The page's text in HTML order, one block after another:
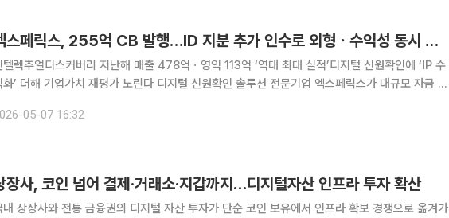
엑스페릭스, 255억 CB 발행…ID 지분 추가 인수로 외형ㆍ수익성 동시 확보
텔렉추얼디스커버리 지난해 매출 478억ㆍ영익 113억 ‘역대 최대 실적’디지털 신원확인에 ‘IP 수
더해 기업가치 재평가 노린다 디지털 신원확인 솔루션 전문기업 엑스페릭스가 대규모 자금 조
회사를 연결 실적으로 편입해 외형 성장과 내실이라는 두
05-07 16:32
장사, 코인 넘어 결제·거래소·지갑까지…디지털자산 인프라 투자 확산
내 상장사와 전통 금융권의 디지털 자산 투자가 단순 코인 보유에서 인프라 확보 경쟁으로 옮겨가